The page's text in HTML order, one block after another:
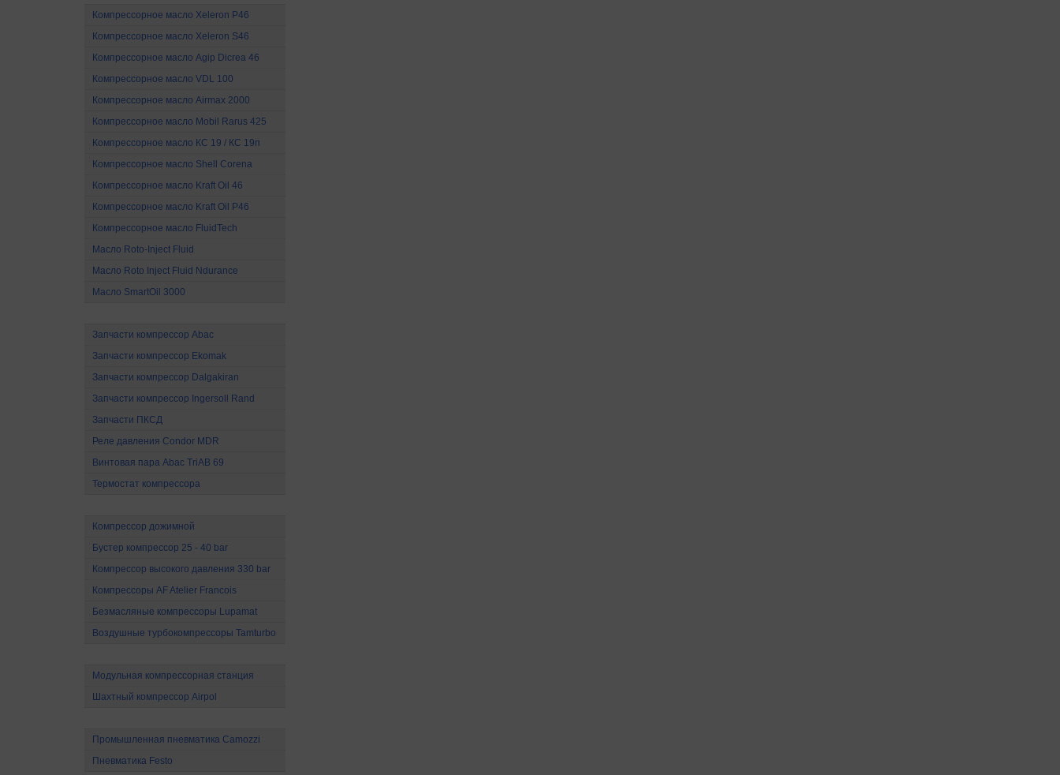
Компрессорное масло Xeleron P46
Компрессорное масло Xeleron S46
Компрессорное масло Agip Dicrea 46
Компрессорное масло VDL 100
Компрессорное масло Airmax 2000
Компрессорное масло Mobil Rarus 425
Компрессорное масло КС 19 / КС 19п
Компрессорное масло Shell Corena
Компрессорное масло Kraft Oil 46
Компрессорное масло Kraft Oil P46
Компрессорное масло FluidTech
Mасло Roto-Inject Fluid
Mасло Roto Inject Fluid Ndurance
Масло SmartOil 3000
Запчасти компрессор Abac
Запчасти компрессор Ekomak
Запчасти компрессор Dalgakiran
Запчасти компрессор Ingersoll Rand
Запчасти ПКСД
Реле давления Condor MDR
Винтовая пара Abac TriAB 69
Термостат компрессора
Компрессор дожимной
Бустер компрессор 25 - 40 bar
Компрессор высокого давления 330 bar
Компрессоры AF Atelier Francois
Безмасляные компрессоры Lupamat
Воздушные турбокомпрессоры Tamturbo
Модульная компрессорная станция
Шахтный компрессор Airpol
Промышленная пневматика Camozzi
Пневматика Festo